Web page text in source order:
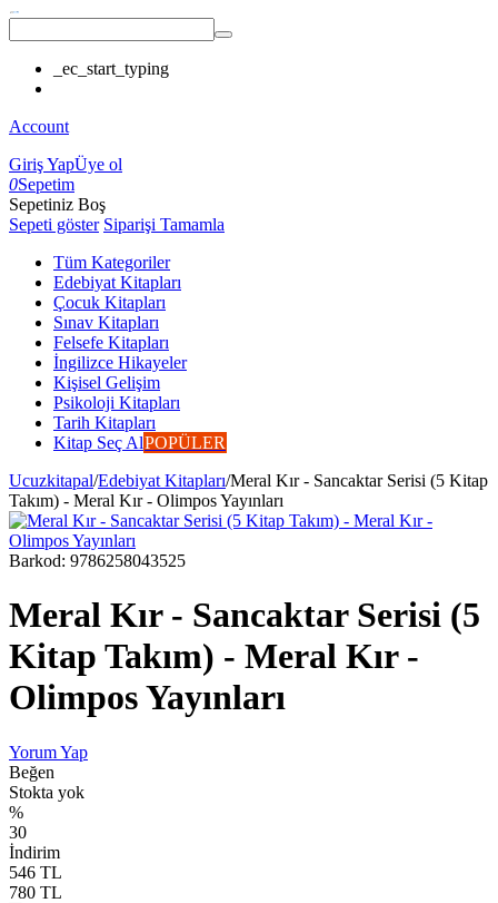
_ec_start_typing
Account
Giriş YapÜye ol
0Sepetim
Sepetiniz Boş
Sepeti göster Siparişi Tamamla
Tüm Kategoriler
Edebiyat Kitapları
Çocuk Kitapları
Sınav Kitapları
Felsefe Kitapları
İngilizce Hikayeler
Kişisel Gelişim
Psikoloji Kitapları
Tarih Kitapları
Kitap Seç AlPOPÜLER
Ucuzkitapal/Edebiyat Kitapları/Meral Kır - Sancaktar Serisi (5 Kitap
Takım) - Meral Kır - Olimpos Yayınları
Barkod: 9786258043525
Meral Kır - Sancaktar Serisi (5
Kitap Takım) - Meral Kır -
Olimpos Yayınları
Yorum Yap
Beğen
Stokta yok
%
30
İndirim
546 TL
780 TL